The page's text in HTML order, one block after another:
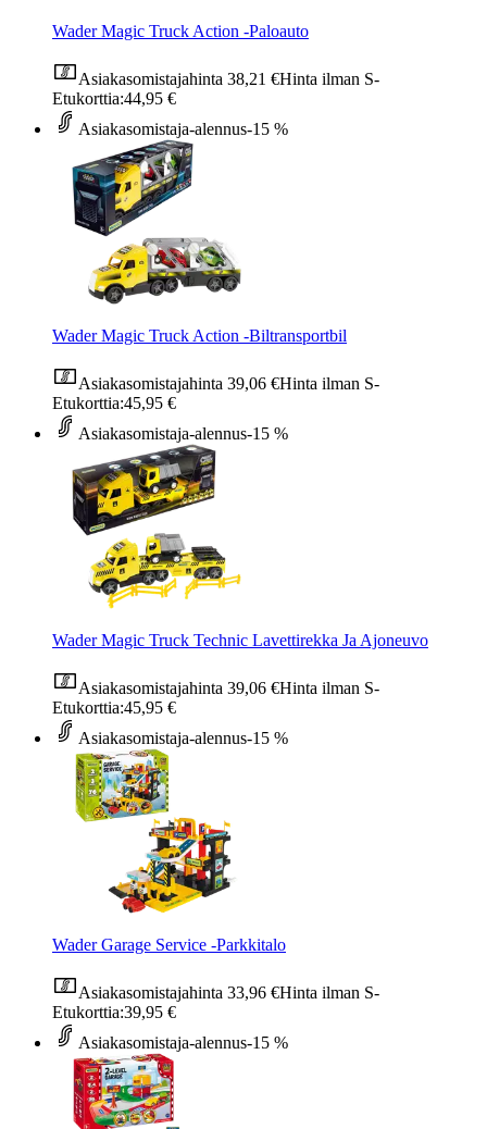
Wader Magic Truck Action -Paloauto
Asiakasomistajahinta 38,21 €Hinta ilman S-
Etukorttia:44,95 €
Asiakasomistaja-alennus-15 %
Wader Magic Truck Action -Biltransportbil
Asiakasomistajahinta 39,06 €Hinta ilman S-
Etukorttia:45,95 €
Asiakasomistaja-alennus-15 %
Wader Magic Truck Technic Lavettirekka Ja Ajoneuvo
Asiakasomistajahinta 39,06 €Hinta ilman S-
Etukorttia:45,95 €
Asiakasomistaja-alennus-15 %
Wader Garage Service -Parkkitalo
Asiakasomistajahinta 33,96 €Hinta ilman S-
Etukorttia:39,95 €
Asiakasomistaja-alennus-15 %